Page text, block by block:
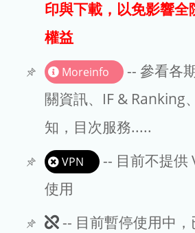
文章處理費
EndNote
印與下載，以免影響全
權益
Moreinfo
-- 參看各
關資訊、IF & Ranking
知，目次服務.....
VPN
-- 目前不提供
使用
此
-- 目前暫停使用中